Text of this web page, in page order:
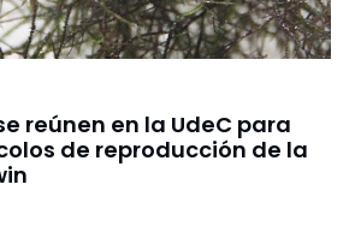
reúnen en la UdeC para
de reproducción de la